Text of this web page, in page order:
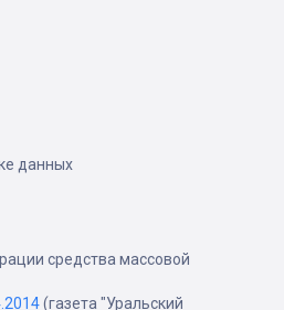
данных
средства массовой
(газета "Уральский